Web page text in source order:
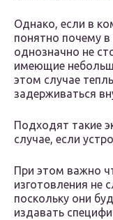
Однако, если в
понятно почему в
однозначно не
имеющие
этом случае
задерживаться
Подходят такие
случае, если
При этом важно
изготовления не
поскольку они
издавать